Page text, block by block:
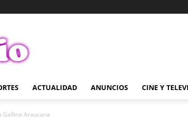
ACTUALIDAD ANUNCIOS CINE Y
Gallina Araucana